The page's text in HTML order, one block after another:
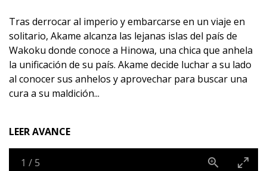
Tras derrocar al imperio y embarcarse en un viaje en
solitario, Akame alcanza las lejanas islas del país de
Wakoku donde conoce a Hinowa, una chica que anhela
la unificación de su país. Akame decide luchar a su lado
al conocer sus anhelos y aprovechar para buscar una
cura a su maldición...
LEER AVANCE
1 / 5